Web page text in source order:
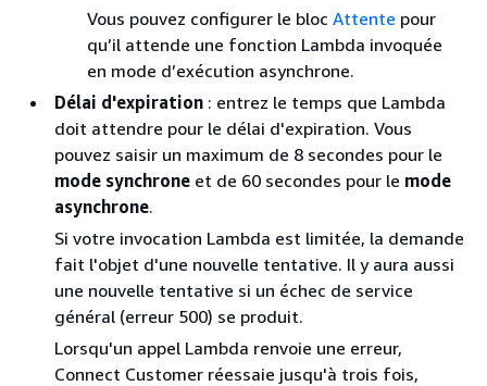
Vous pouvez configurer le bloc Attente pour
qu’il attende une fonction Lambda invoquée
en mode d’exécution asynchrone.
Délai d'expiration : entrez le temps que Lambda
doit attendre pour le délai d'expiration. Vous
pouvez saisir un maximum de 8 secondes pour le
mode synchrone et de 60 secondes pour le mode
asynchrone.
Si votre invocation Lambda est limitée, la demande
fait l'objet d'une nouvelle tentative. Il y aura aussi
une nouvelle tentative si un échec de service
général (erreur 500) se produit.
Lorsqu'un appel Lambda renvoie une erreur,
Connect Customer réessaie jusqu'à trois fois,